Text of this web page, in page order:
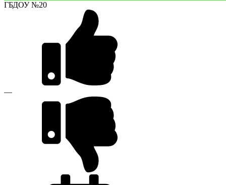
ГБДОУ №20
—